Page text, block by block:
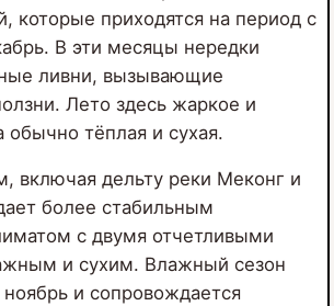
которые приходятся на период с
В эти месяцы нередки
ливни, вызывающие
Лето здесь жаркое и
обычно тёплая и сухая.
включая дельту реки Меконг и
более стабильным
с двумя отчетливыми
и сухим. Влажный сезон
и сопровождается